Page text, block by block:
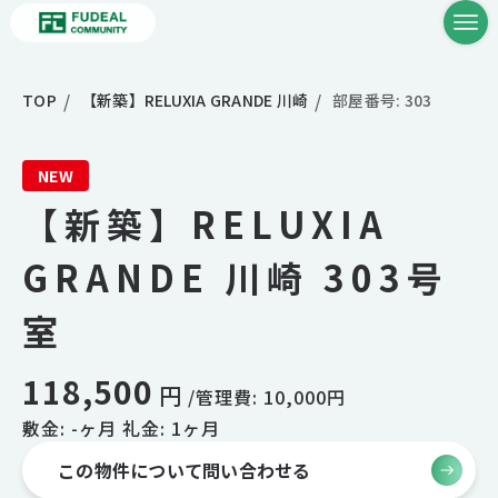
TOP 【新築】RELUXIA GRANDE 川崎 部屋番号: 303
NEW
【新築】RELUXIA
GRANDE 川崎 303号
室
118,500 円 /管理費: 10,000円
敷金: -ヶ月 礼金: 1ヶ月
この物件について問い合わせる